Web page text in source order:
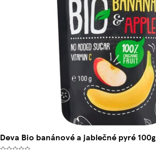
Deva Bio banánové a jablečné pyré 100g